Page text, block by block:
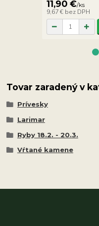
11,90 €/ks
9,67 € bez DPH
Tovar zaradený v
Prívesky
Larimar
Ryby 18.2. - 20.3.
Vŕtané kamene